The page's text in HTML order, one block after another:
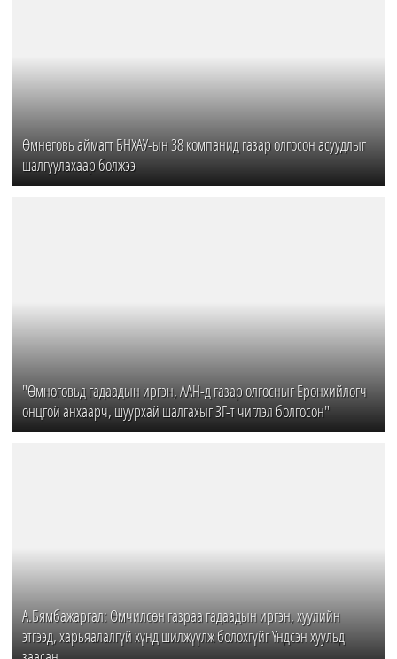
Өмнөговь аймагт БНХАУ-ын 38 компанид газар олгосон асуудлыг
шалгуулахаар болжээ
"Өмнөговьд гадаадын иргэн, ААН-д газар олгосныг Ерөнхийлөгч
онцгой анхаарч, шуурхай шалгахыг ЗГ-т чиглэл болгосон"
А.Бямбажаргал: Өмчилсөн газраа гадаадын иргэн, хуулийн
этгээд, харьяалалгүй хүнд шилжүүлж болохгүйг Үндсэн хуульд